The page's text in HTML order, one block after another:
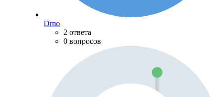
Drno
2 ответа
0 вопросов